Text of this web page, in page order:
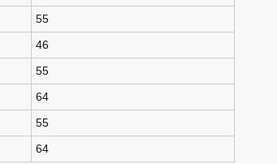
55
46
55
64
55
64